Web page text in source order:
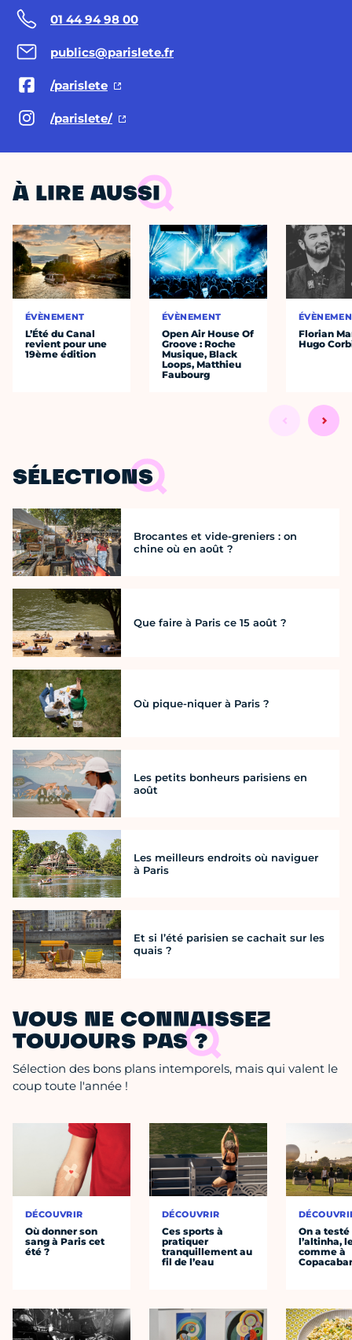
01 44 94 98 00
publics@parislete.fr
/parislete
/parislete/
À LIRE AUSSI
ÉVÈNEMENT
L’Été du Canal
revient pour une
19ème édition
ÉVÈNEMENT
Open Air House Of
Groove : Roche
Musique, Black
Loops, Matthieu
Faubourg
Florian
Hugo
SÉLECTIONS
Brocantes et vide-greniers : on
chine où en août ?
Que faire à Paris ce 15 août ?
Où pique-niquer à Paris ?
Les petits bonheurs parisiens en
août
Les meilleurs endroits où naviguer
à Paris
Et si l’été parisien se cachait sur les
quais ?
VOUS NE CONNAISSEZ
TOUJOURS PAS ?
Sélection des bons plans intemporels, mais qui valent le
coup toute l'année !
DÉCOUVRIR
Où donner son
sang à Paris cet
été ?
DÉCOUVRIR
Ces sports à
pratiquer
tranquillement au
fil de l’eau
On a testé
l’altinha,
comme à